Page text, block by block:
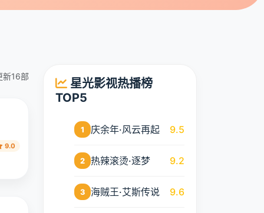
新16部
9.0
星光影视热播榜
TOP5
1 庆余年·风云再起 9.5
2 热辣滚烫·逐梦 9.2
3 海贼王·艾斯传说 9.6